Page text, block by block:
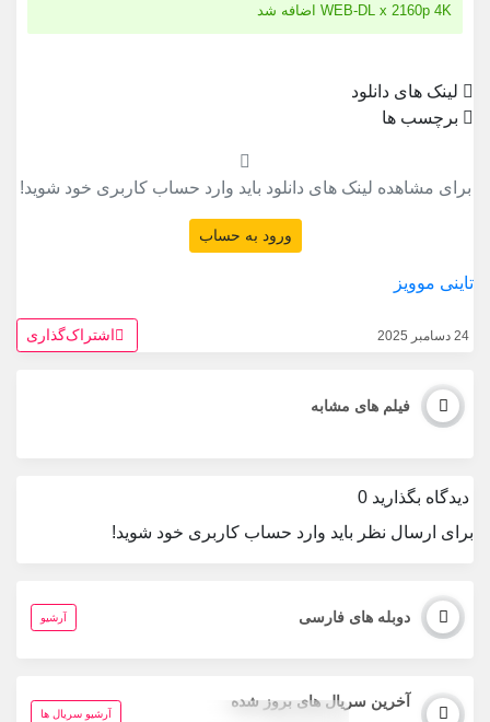
WEB-DL x 2160p 4K اضافه شد
لینک های دانلود
برچسب ها
برای مشاهده لینک های دانلود باید وارد حساب کاربری خود شوید!
ورود به حساب
تاینی موویز
24 دسامبر 2025 اشتراک‌گذاری
فیلم های مشابه
دیدگاه بگذارید 0
برای ارسال نظر باید وارد حساب کاربری خود شوید!
دوبله های فارسی آرشیو
آخرین سریال های بروز شده
آرشیو سریال ها